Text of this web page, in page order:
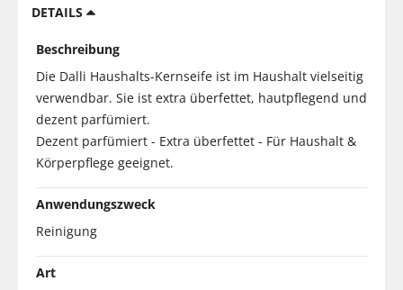
DETAILS
Beschreibung
Die Dalli Haushalts-Kernseife ist im Haushalt vielseitig
verwendbar. Sie ist extra überfettet, hautpflegend und
dezent parfümiert.
Dezent parfümiert - Extra überfettet - Für Haushalt &
Körperpflege geeignet.
Anwendungszweck
Reinigung
Art